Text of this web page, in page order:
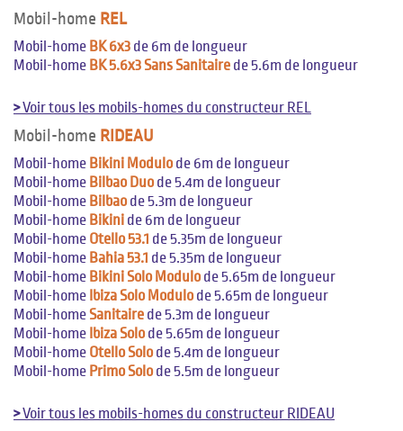
Mobil-home REL
Mobil-home BK 6x3 de 6m de longueur
Mobil-home BK 5.6x3 Sans Sanitaire de 5.6m de longueur
>Voir tous les mobils-homes du constructeur REL
Mobil-home RIDEAU
Mobil-home Bikini Modulode 6m de longueur
Mobil-home Bilbao Duode 5.4m de longueur
Mobil-home Bilbaode 5.3m de longueur
Mobil-home Bikini de 6m de longueur
Mobil-home Otello 53.1 de 5.35m de longueur
Mobil-home Bahia 53.1 de 5.35m de longueur
Mobil-home Bikini Solo Modulode 5.65m de longueur
Mobil-home Ibiza Solo Modulode 5.65m de longueur
Mobil-homeSanitaire de 5.3m de longueur
Mobil-home Ibiza Solode 5.65m de longueur
Mobil-home Otello Solode 5.4m de longueur
Mobil-home Primo Solode 5.5m de longueur
>Voir tous les mobils-homes du constructeur RIDEAU